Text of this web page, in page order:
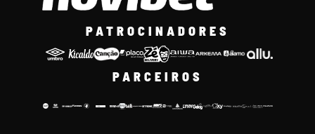
PATROCINADORES
PARCEIROS